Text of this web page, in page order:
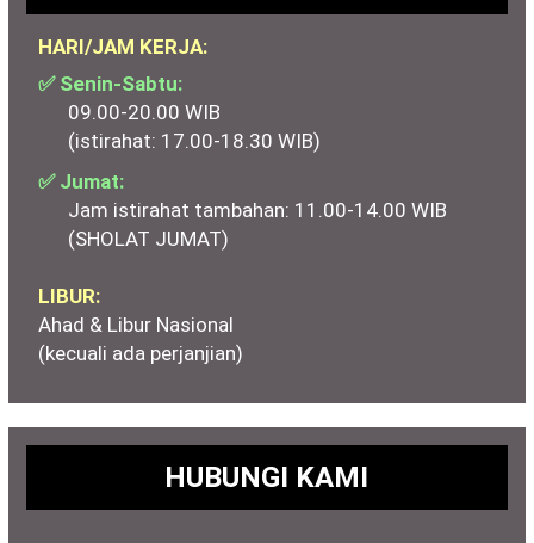
HARI/JAM KERJA:
✅ Senin-Sabtu:
09.00-20.00 WIB
(istirahat: 17.00-18.30 WIB)
✅ Jumat:
Jam istirahat tambahan: 11.00-14.00 WIB
(SHOLAT JUMAT)
LIBUR:
Ahad & Libur Nasional
(kecuali ada perjanjian)
HUBUNGI KAMI